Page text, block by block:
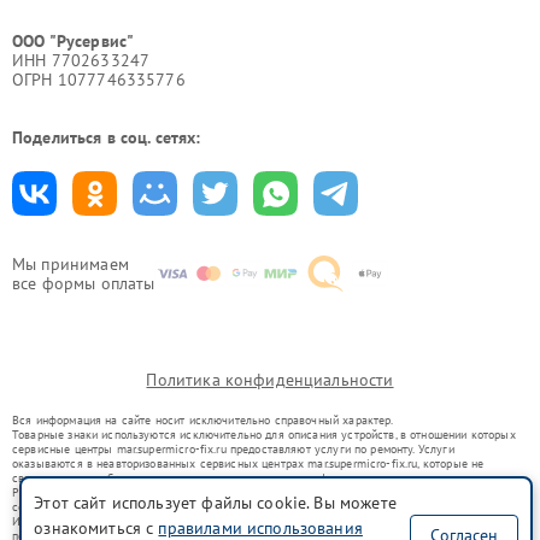
Мы принимаем
все формы оплаты
ООО "Русервис"
ИНН 7702633247
ОГРН 1077746335776
Поделиться в соц. сетях:
Политика конфиденциальности
Вся информация на сайте носит исключительно справочный характер.
Товарные знаки используются исключительно для описания устройств, в отношении которых
сервисные центры mar.supermicro-fix.ru предоставляют услуги по ремонту. Услуги
оказываются в неавторизованных сервисных центрах mar.supermicro-fix.ru, которые не
связаны с правообладателями товарных знаков или их официальными представителями.
Ремонт осуществляется для устройств, уже введенных в гражданский оборот в соответствии
со статьей 1487 ГК РФ.
Использование товарных знаков не преследует цели индивидуализации услуг или введения
потребителей в заблуждение, а служит для информирования о предоставляемых услугах по
Этот сайт использует файлы cookie. Вы можете
ознакомиться с правилами использования Согласен